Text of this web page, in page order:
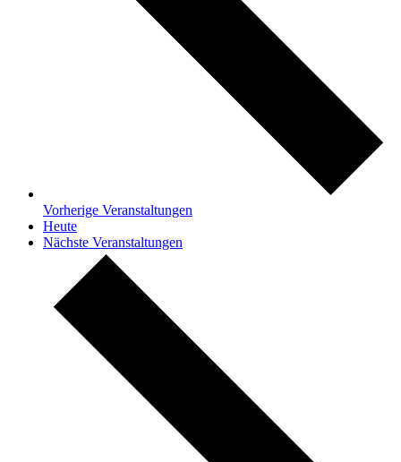
Vorherige Veranstaltungen
Heute
Nächste Veranstaltungen